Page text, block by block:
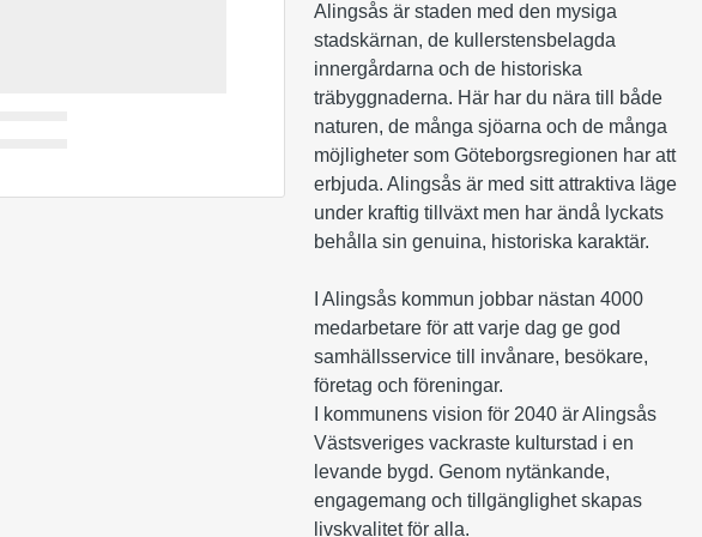
Alingsås är staden med den mysiga
stadskärnan, de kullerstensbelagda
innergårdarna och de historiska
träbyggnaderna. Här har du nära till både
naturen, de många sjöarna och de många
möjligheter som Göteborgsregionen har att
erbjuda. Alingsås är med sitt attraktiva läge
under kraftig tillväxt men har ändå lyckats
behålla sin genuina, historiska karaktär.
I Alingsås kommun jobbar nästan 4000
medarbetare för att varje dag ge god
samhällsservice till invånare, besökare,
företag och föreningar.
I kommunens vision för 2040 är Alingsås
Västsveriges vackraste kulturstad i en
levande bygd. Genom nytänkande,
engagemang och tillgänglighet skapas
livskvalitet för alla.